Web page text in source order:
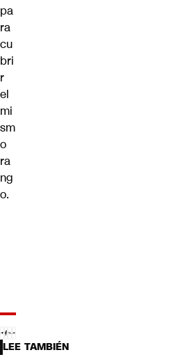
pa
ra
cu
bri
r
el
mi
sm
o
ra
ng
o.
LEE TAMBIÉN